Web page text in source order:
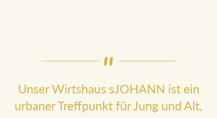
Unser Wirtshaus sJOHANN ist ein
urbaner Treffpunkt für Jung und Alt,